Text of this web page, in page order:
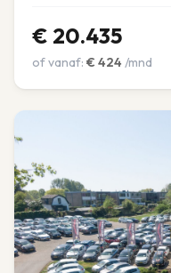
€ 20.435
of vanaf: € 424 /mnd